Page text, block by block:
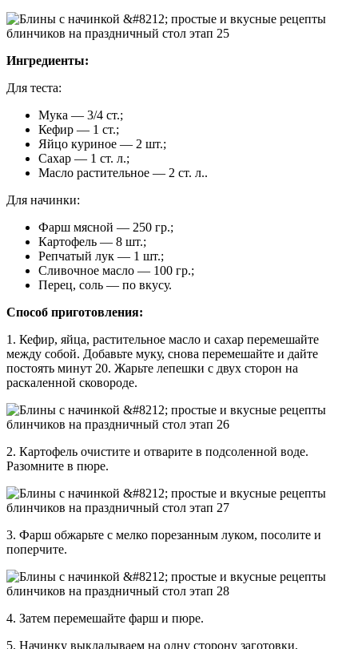
Ингредиенты:
Для теста:
Мука — 3/4 ст.;
Кефир — 1 ст.;
Яйцо куриное — 2 шт.;
Сахар — 1 ст. л.;
Масло растительное — 2 ст. л..
Для начинки:
Фарш мясной — 250 гр.;
Картофель — 8 шт.;
Репчатый лук — 1 шт.;
Сливочное масло — 100 гр.;
Перец, соль — по вкусу.
Способ приготовления:
1. Кефир, яйца, растительное масло и сахар перемешайте
между собой. Добавьте муку, снова перемешайте и дайте
постоять минут 20. Жарьте лепешки с двух сторон на
раскаленной сковороде.
2. Картофель очистите и отварите в подсоленной воде.
Разомните в пюре.
3. Фарш обжарьте с мелко порезанным луком, посолите и
поперчите.
4. Затем перемешайте фарш и пюре.
5. Начинку выкладываем на одну сторону заготовки,